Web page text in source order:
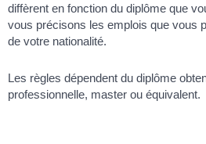
diffèrent en fonction du diplôme que
vous précisons les emplois que vous
de votre nationalité.
Les règles dépendent du diplôme
professionnelle, master ou équivalent.